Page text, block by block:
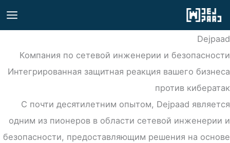
پرش
محتوا
Dejpaad
Компания по сетевой инженерии и безопасности
Интегрированная защитная реакция вашего бизнеса
против кибератак
С почти десятилетним опытом, Dejpaad является
одним из пионеров в области сетевой инженерии и
безопасности, предоставляющим решения на основе